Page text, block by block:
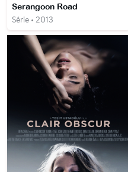
Serangoon Road
Série • 2013